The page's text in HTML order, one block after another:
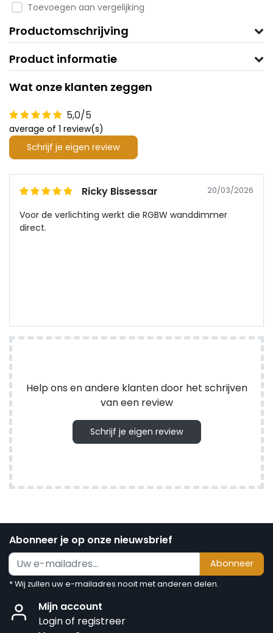
Toevoegen aan vergelijking
Productomschrijving
Product informatie
Wat onze klanten zeggen
5,0/5
average of 1 review(s)
Schrijf je eigen review
Ricky Bissessar 20/03/2026
Voor de verlichting werkt die RGBW wanddimmer
direct.
Help ons en andere klanten door het schrijven
van een review
Schrijf je eigen review
Abonneer je op onze nieuwsbrief
Abonneer
* Wij zullen uw e-mailadres nooit met anderen delen.
Mijn account
Login of registreer